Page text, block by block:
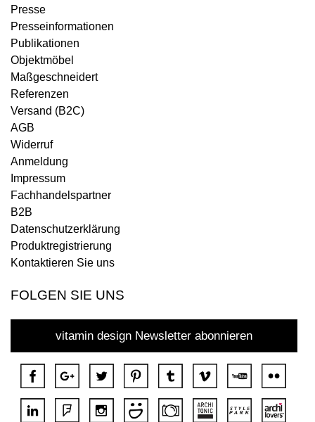
Presse
Presseinformationen
Publikationen
Objektmöbel
Maßgeschneidert
Referenzen
Versand (B2C)
AGB
Widerruf
Anmeldung
Impressum
Fachhandelspartner
B2B
Datenschutzerklärung
Produktregistrierung
Kontaktieren Sie uns
FOLGEN SIE UNS
vitamin design Newsletter abonnieren